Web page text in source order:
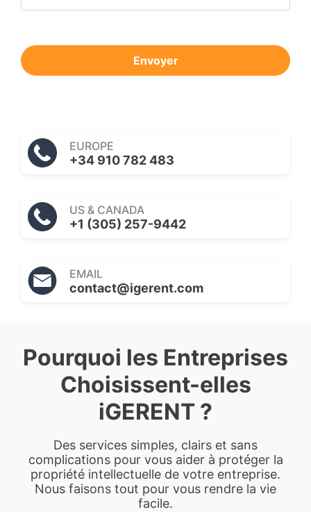
Envoyer
EUROPE
+34 910 782 483
US & CANADA
+1 (305) 257-9442
EMAIL
contact@igerent.com
Pourquoi les Entreprises
Choisissent-elles
iGERENT ?
Des services simples, clairs et sans
complications pour vous aider à protéger la
propriété intellectuelle de votre entreprise.
Nous faisons tout pour vous rendre la vie
facile.